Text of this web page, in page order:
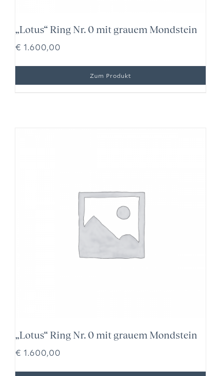
„Lotus“ Ring Nr. 0 mit grauem Mondstein
€ 1.600,00
„Lotus“ Ring Nr. 0 mit grauem Mondstein
€ 1.600,00